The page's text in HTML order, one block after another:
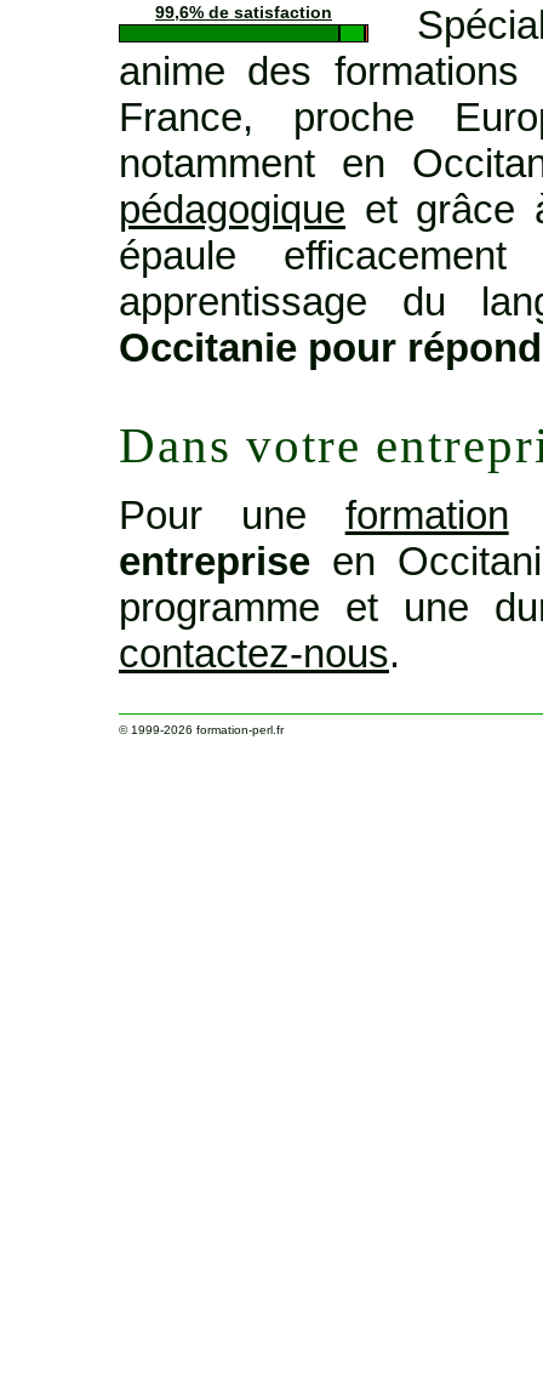
99,6% de satisfaction
anime des
France, proche
notamment en
pédagogique et grâce
épaule
apprentissage du
Occitanie pour
Dans votre
Pour une formation
entreprise en
programme et une
contactez-nous.
© 1999-2026 formation-perl.fr